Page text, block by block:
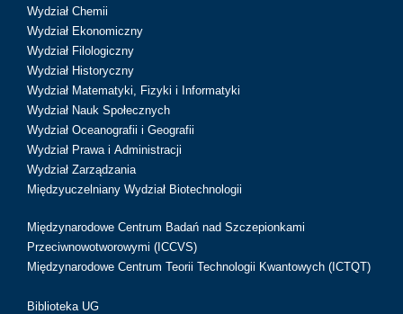
Wydział Chemii
Wydział Ekonomiczny
Wydział Filologiczny
Wydział Historyczny
Wydział Matematyki, Fizyki i Informatyki
Wydział Nauk Społecznych
Wydział Oceanografii i Geografii
Wydział Prawa i Administracji
Wydział Zarządzania
Międzyuczelniany Wydział Biotechnologii
Międzynarodowe Centrum Badań nad Szczepionkami
Przeciwnowotworowymi (ICCVS)
Międzynarodowe Centrum Teorii Technologii Kwantowych (ICTQT)
Biblioteka UG